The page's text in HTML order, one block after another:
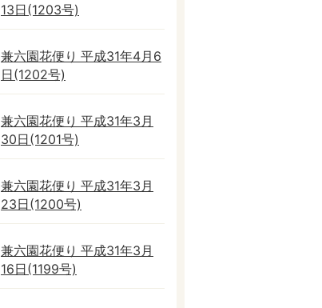
13日(1203号)
兼六園花便り 平成31年4月6
日(1202号)
兼六園花便り 平成31年3月
30日(1201号)
兼六園花便り 平成31年3月
23日(1200号)
兼六園花便り 平成31年3月
16日(1199号)